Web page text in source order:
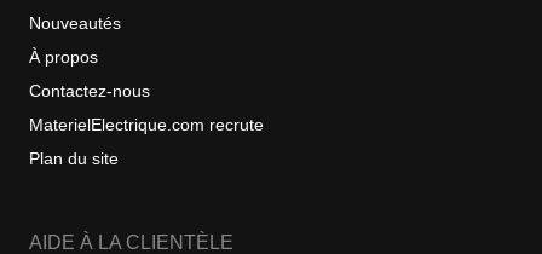
Nouveautés
À propos
Contactez-nous
MaterielElectrique.com recrute
Plan du site
AIDE À LA CLIENTÈLE